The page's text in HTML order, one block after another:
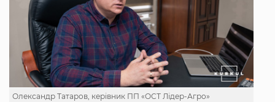
Олександр Татаров, керівник ПП «ОСТ Лідер-Агро»